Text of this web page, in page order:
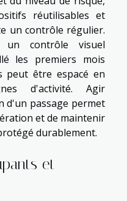
réutilisables et
un contrôle régulier.
contrôle visuel
les premiers mois
peut être espacé en
d'activité. Agir
d'un passage permet
et de maintenir
durablement.
et